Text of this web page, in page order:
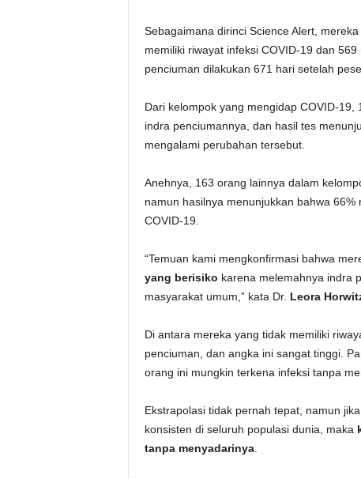
Sebagaimana dirinci Science Alert,
memiliki riwayat infeksi COVID-19 dan
penciuman dilakukan 671 hari setelah
Dari kelompok yang mengidap COVID-
indra penciumannya, dan hasil tes
mengalami perubahan tersebut.
Anehnya, 163 orang lainnya dalam
namun hasilnya menunjukkan bahwa
COVID-19.
“Temuan kami mengkonfirmasi bahwa
yang berisiko karena melemahnya indra
masyarakat umum,” kata Dr. Leora
Di antara mereka yang tidak memiliki
penciuman, dan angka ini sangat tinggi.
orang ini mungkin terkena infeksi tanpa
Ekstrapolasi tidak pernah tepat, namun
konsisten di seluruh populasi dunia, maka
tanpa menyadarinya.